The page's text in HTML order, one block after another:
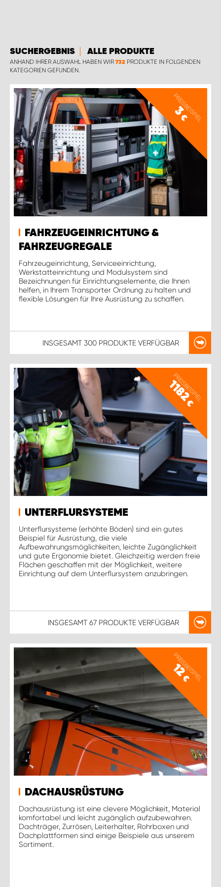
SUCHERGEBNIS ALLE PRODUKTE
ANHAND IHRER AUSWAHL HABEN WIR732 PRODUKTE IN FOLGENDEN
KATEGORIEN GEFUNDEN.
PREISBEISPIEL
3
€
FAHRZEUGEINRICHTUNG &
FAHRZEUGREGALE
Fahrzeugeinrichtung, Serviceeinrichtung,
Werkstatteinrichtung und Modulsystem sind
Bezeichnungen für Einrichtungselemente, die Ihnen
helfen, in Ihrem Transporter Ordnung zu halten und
flexible Lösungen für Ihre Ausrüstung zu schaffen.
INSGESAMT 300 PRODUKTE VERFÜGBAR
PREISBEISPIEL
1182
€
UNTERFLURSYSTEME
Unterflursysteme (erhöhte Böden) sind ein gutes
Beispiel für Ausrüstung, die viele
Aufbewahrungsmöglichkeiten, leichte Zugänglichkeit
und gute Ergonomie bietet. Gleichzeitig werden freie
Flächen geschaffen mit der Möglichkeit, weitere
Einrichtung auf dem Unterflursystem anzubringen.
INSGESAMT 67 PRODUKTE VERFÜGBAR
PREISBEISPIEL
12
€
DACHAUSRÜSTUNG
Dachausrüstung ist eine clevere Möglichkeit, Material
komfortabel und leicht zugänglich aufzubewahren.
Dachträger, Zurrösen, Leiterhalter, Rohrboxen und
Dachplattformen sind einige Beispiele aus unserem
Sortiment.